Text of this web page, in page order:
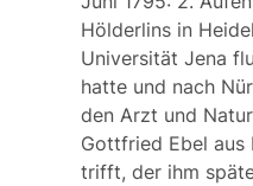
Hölderlins in
Universität Jena
hatte und nach
den Arzt und
Gottfried Ebel aus
trifft, der ihm